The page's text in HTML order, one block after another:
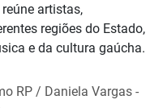
artistas,
regiões do Estado,
e da cultura gaúcha.
RP / Daniela Vargas -